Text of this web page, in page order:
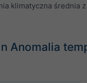
klimatyczna średnia
Anomalia